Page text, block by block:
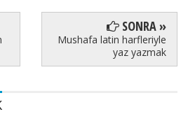
SONRA »
Mushafa latin harfleriyle
yaz yazmak